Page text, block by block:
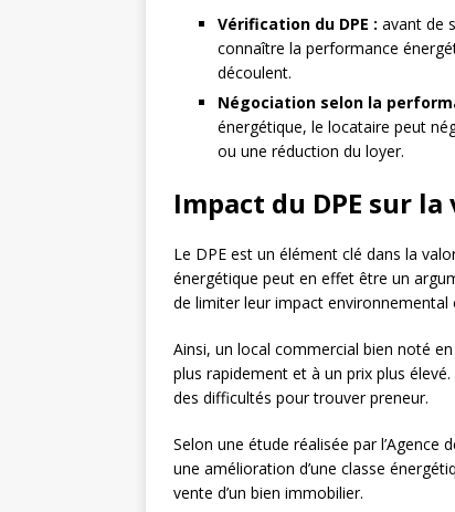
Vérification du DPE : avant de
connaître la performance
découlent.
Négociation selon la
énergétique, le locataire peut
ou une réduction du loyer.
Impact du DPE sur
Le DPE est un élément clé dans la
énergétique peut en effet être un
de limiter leur impact environnemental
Ainsi, un local commercial bien noté
plus rapidement et à un prix plus
des difficultés pour trouver preneur.
Selon une étude réalisée par l’Agence
une amélioration d’une classe
vente d’un bien immobilier.